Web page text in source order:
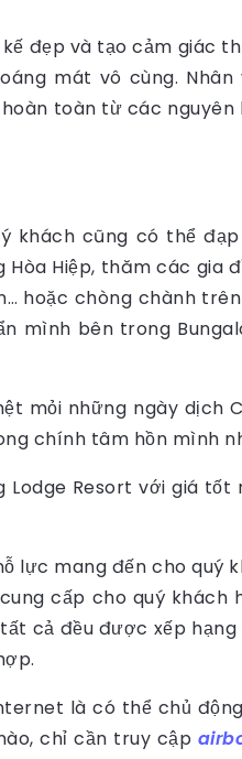
đẹp và tạo cảm giác
mát vô cùng. Nhân
toàn từ các nguyên
khách cũng có thể
Hiệp, thăm các gia
hoặc chòng chành
mình bên trong
mỏi những ngày dịch
chính tâm hồn mình
Resort với giá tốt
lực mang đến cho quý
cấp cho quý khách
cả đều được xếp
là có thể chủ
chỉ cần truy cập